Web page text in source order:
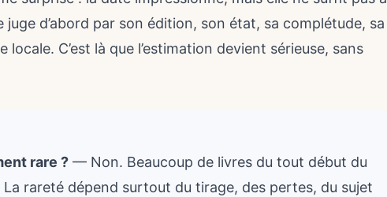
d’abord par son édition, son état, sa complétude, sa
C’est là que l’estimation devient sérieuse, sans
rare ? — Non. Beaucoup de livres du tout début du
rareté dépend surtout du tirage, des pertes, du sujet